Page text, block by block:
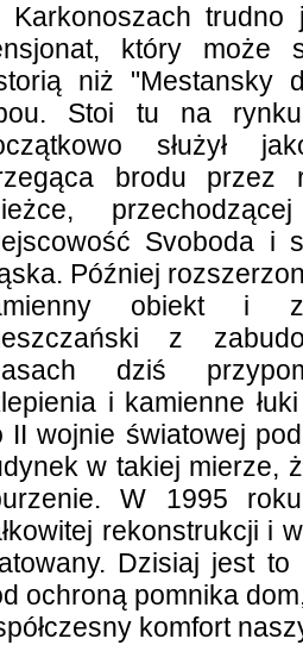
Karkonoszach
który może
niż "Mestansky
Stoi tu na
służył
brodu
Svoboda i
Później
obiekt i
z
dziś
i kamienne
II wojnie światowej
w takiej mierze,
W 1995
rekonstrukcji i
Dzisiaj jest to
ochroną pomnika
komfort